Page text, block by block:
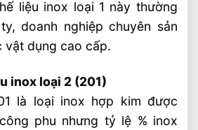
liệu inox loại 1 này thường
doanh nghiệp chuyên sản
vật dụng cao cấp.
inox loại 2 (201)
là loại inox hợp kim được
phu nhưng tỷ lệ % inox